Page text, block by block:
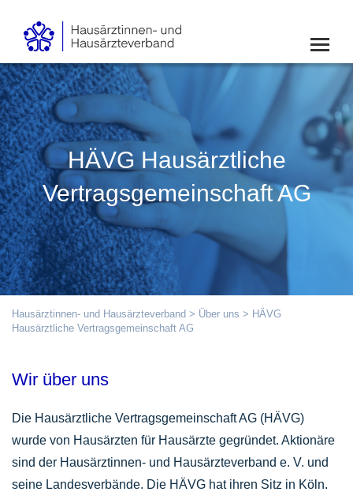
HÄVG Hausärztliche
Vertragsgemeinschaft AG
Hausärztinnen- und Hausärzteverband > Über uns > HÄVG
Hausärztliche Vertragsgemeinschaft AG
Wir über uns
Die Hausärztliche Vertragsgemeinschaft AG (HÄVG)
wurde von Hausärzten für Hausärzte gegründet. Aktionäre
sind der Hausärztinnen- und Hausärzteverband e. V. und
seine Landesverbände. Die HÄVG hat ihren Sitz in Köln.